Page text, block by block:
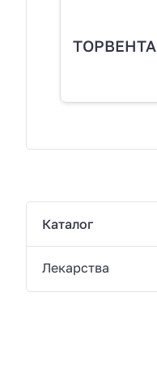
ТОРВЕНТА
Каталог
Лекарства